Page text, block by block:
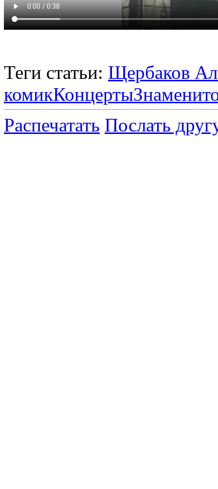
Теги статьи: Щербаков
комикКонцерты
Распечатать Послать